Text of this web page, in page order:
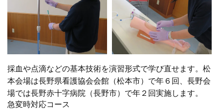
採血や点滴などの基本技術を演習形式で学び直せます。松
本会場は長野県看護協会会館（松本市）で年６回、長野会
場では長野赤十字病院（長野市）で年２回実施します。
急変時対応コース